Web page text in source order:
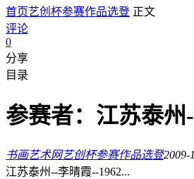
首页艺创杯参赛作品选登 正文
评论
0
分享
目录
参赛者：江苏泰州
书画艺术网艺创杯参赛作品选登2009-
江苏泰州--李晴霞--1962...